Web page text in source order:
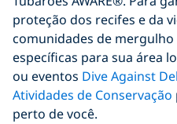
proteção dos recifes e da
comunidades de
específicas para sua área
ou eventos Dive Against
Atividades de Conservação
perto de você.